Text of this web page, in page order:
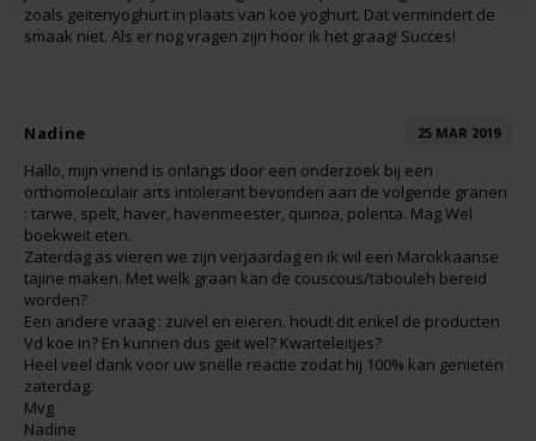
Schnitzer
Semper
Slaapmutske
Sublimix
Swiet Moffo
zoals geitenyoghurt in plaats van koe yoghurt. Dat vermindert de
smaak niet. Als er nog vragen zijn hoor ik het graag! Succes!
Nadine 25 MAR 2019
Hallo, mijn vriend is onlangs door een onderzoek bij een
orthomoleculair arts intolerant bevonden aan de volgende granen
: tarwe, spelt, haver, havenmeester, quinoa, polenta. Mag Wel
boekweit eten.
Zaterdag as vieren we zijn verjaardag en ik wil een Marokkaanse
tajine maken. Met welk graan kan de couscous/tabouleh bereid
worden?
Een andere vraag : zuivel en eieren. houdt dit enkel de producten
Vd koe in? En kunnen dus geit wel? Kwarteleitjes?
Heel veel dank voor uw snelle reactie zodat hij 100% kan genieten
zaterdag.
Mvg
Nadine